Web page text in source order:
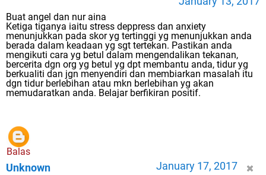
Buat angel dan nur aina
Ketiga tiganya iaitu stress deppress dan anxiety
menunjukkan pada skor yg tertinggi yg menunjukkan anda
berada dalam keadaan yg sgt tertekan. Pastikan anda
mengikuti cara yg betul dalam mengendalikan tekanan,
bercerita dgn org yg betul yg dpt membantu anda, tidur yg
berkualiti dan jgn menyendiri dan membiarkan masalah itu
dgn tidur berlebihan atau mkn berlebihan yg akan
memudaratkan anda. Belajar berfikiran positif.
Balas
Unknown January 17, 2017